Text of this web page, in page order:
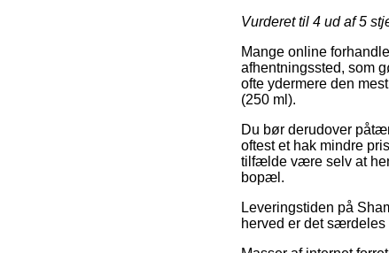
Vurderet til 4 ud af 5
Mange online
afhentningssted, som
ofte ydermere den
(250 ml).
Du bør derudover
oftest et hak mindre
tilfælde være selv at
bopæl.
Leveringstiden på
herved er det